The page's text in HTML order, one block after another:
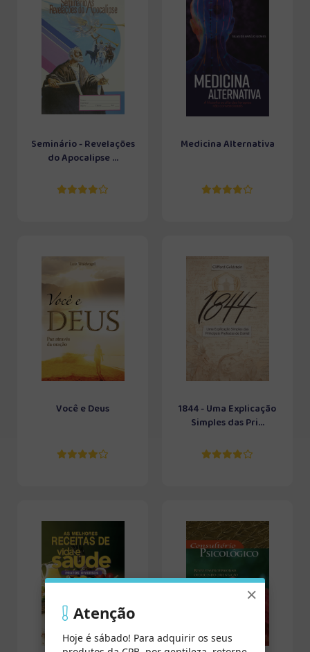
Seminário - Revelações
do Apocalipse ...
Medicina Alternativa
Você e Deus
1844 - Uma Explicação
Simples das Pri...
×
Atenção
Hoje é sábado! Para adquirir os seus